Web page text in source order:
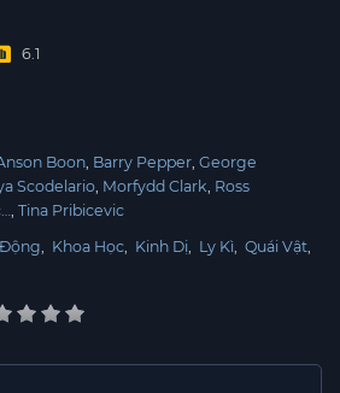
Boon Barry Pepper George
Scodelario Morfydd Clark Ross
Tina Pribicevic
, Khoa Học, Kinh Dị, Ly Kì, Quái Vật,